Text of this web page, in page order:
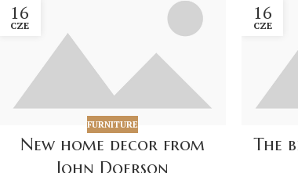
16
CZE
FURNITURE
New home decor from
John Doerson
16
CZE
The